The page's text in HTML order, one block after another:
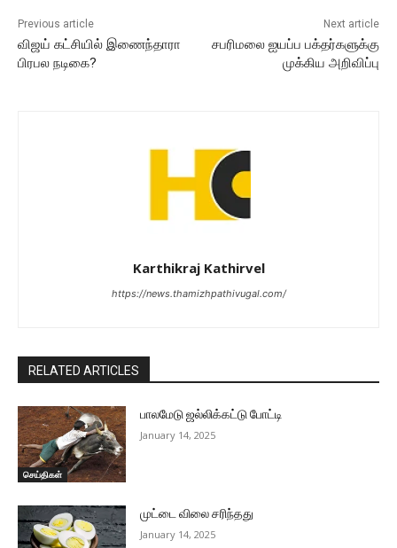
Previous article
விஜய் கட்சியில் இணைந்தாரா
பிரபல நடிகை?
Next article
சபரிமலை ஐயப்ப பக்தர்களுக்கு
முக்கிய அறிவிப்பு
Karthikraj Kathirvel
https://news.thamizhpathivugal.com/
RELATED ARTICLES
செய்திகள்
பாலமேடு ஜல்லிக்கட்டு போட்டி
January 14, 2025
முட்டை விலை சரிந்தது
January 14, 2025